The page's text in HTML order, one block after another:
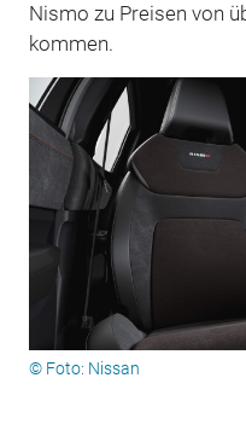
Nismo zu Preisen von
kommen.
© Foto: Nissan